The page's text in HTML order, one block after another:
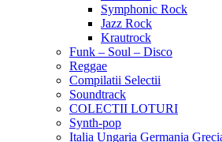
Symphonic Rock
Jazz Rock
Krautrock
Funk – Soul – Disco
Reggae
Compilatii Selectii
Soundtrack
COLECTII LOTURI
Synth-pop
Italia Ungaria Germania